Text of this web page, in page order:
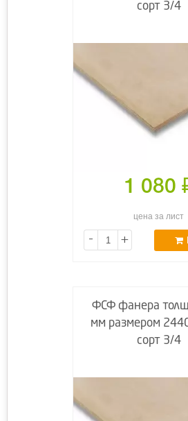
сорт 3/4
1 080
цена за лист
- +
ФСФ фанера
мм размером
сорт 3/4